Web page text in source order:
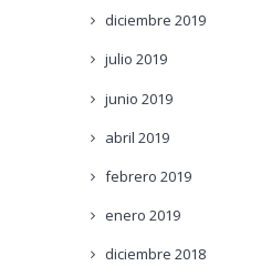
diciembre 2019
julio 2019
junio 2019
abril 2019
febrero 2019
enero 2019
diciembre 2018